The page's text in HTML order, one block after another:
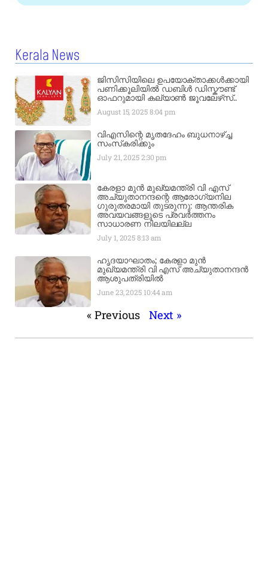
Kerala News
ജിസിസിയിലെ ഉപയോക്താക്കൾക്കായി
പണിക്കൂലിയിൽ ഡബിൾ ഡിസ്കൗണ്ട്
ഓഫറുമായി കല്യാൺ ജൂവലേഴ്‌സ്..
August 15, 20258:04 pm
വിഎസിന്റെ മൃതദേഹം ബുധനാഴ്ച്ച
സംസ്‌കരിക്കും
July 21, 20252:30 pm
കേരളാ മുൻ മുഖ്യമന്ത്രി വി എസ്
അച്യുതാനന്ദന്റെ ആരോഗ്യനില
ഗുരുതരമായി തുടരുന്നു: ആന്തരിക
അവയവങ്ങളുടെ പ്രവർത്തനം
സാധാരണ നിലയിലല്ല
July 1, 20258:13 am
ഹൃദയാഘാതം; കേരളാ മുൻ
മുഖ്യമന്ത്രി വി എസ് അച്യുതാനന്ദൻ
ആശുപത്രിയിൽ
June 23, 2025 10:44 am
« Previous Next »